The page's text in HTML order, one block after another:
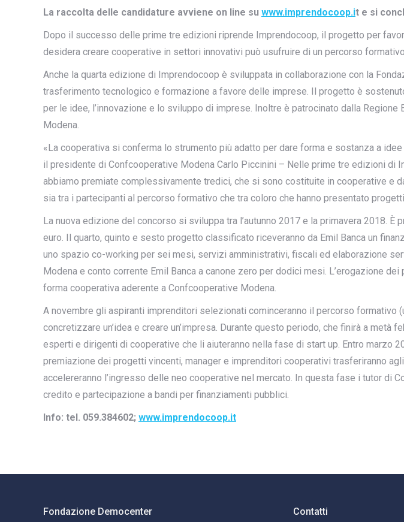
La raccolta delle candidature avviene on line su www.imprendocoop.it e si
Dopo il successo delle prime tre edizioni riprende Imprendocoop, il progetto per
desidera creare cooperative in settori innovativi può usufruire di un percorso
Anche la quarta edizione di Imprendocoop è sviluppata in collaborazione con la
trasferimento tecnologico e formazione a favore delle imprese. Il progetto è
per le idee, l’innovazione e lo sviluppo di imprese. Inoltre è patrocinato dalla
Modena.
«La cooperativa si conferma lo strumento più adatto per dare forma e sostanza a
il presidente di Confcooperative Modena Carlo Piccinini – Nelle prime tre edizioni di
abbiamo premiate complessivamente tredici, che si sono costituite in cooperative e
sia tra i partecipanti al percorso formativo che tra coloro che hanno presentato progetti
La nuova edizione del concorso si sviluppa tra l’autunno 2017 e la primavera 2018.
euro. Il quarto, quinto e sesto progetto classificato riceveranno da Emil Banca un
uno spazio co-working per sei mesi, servizi amministrativi, fiscali ed elaborazione
Modena e conto corrente Emil Banca a canone zero per dodici mesi. L’erogazione
forma cooperativa aderente a Confcooperative Modena.
A novembre gli aspiranti imprenditori selezionati cominceranno il percorso
concretizzare un’idea e creare un’impresa. Durante questo periodo, che finirà a
esperti e dirigenti di cooperative che li aiuteranno nella fase di start up. Entro marzo
premiazione dei progetti vincenti, manager e imprenditori cooperativi trasferiranno
accelereranno l’ingresso delle neo cooperative nel mercato. In questa fase i tutor di
credito e partecipazione a bandi per finanziamenti pubblici.
Info: tel. 059.384602; www.imprendocoop.it
Fondazione Democenter Contatti